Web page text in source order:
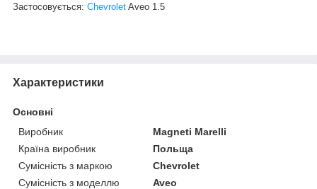
Застосовується: Chevrolet Aveo 1.5
Характеристики
Основні
Виробник
Magneti Marelli
Країна виробник
Польща
Сумісність з маркою
Chevrolet
Сумісність з моделлю
Aveo